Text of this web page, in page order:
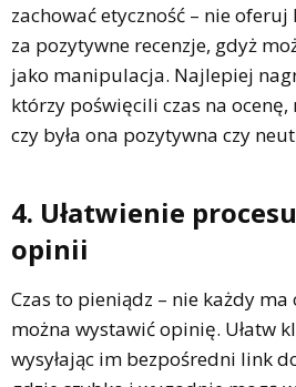
zachować etyczność – nie oferuj
za pozytywne recenzje, gdyż
jako manipulacja. Najlepiej
którzy poświęcili czas na ocenę,
czy była ona pozytywna czy
4. Ułatwienie
opinii
Czas to pieniądz – nie każdy
można wystawić opinię. Ułatw
wysyłając im bezpośredni link